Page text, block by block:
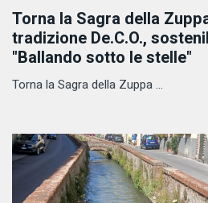
Torna la Sagra della
tradizione De.C.O.,
"Ballando sotto le stelle"
Torna la Sagra della Zuppa ...